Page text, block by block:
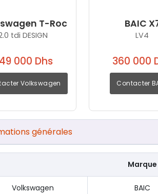
T-Roc
tdi DESIGN
000 Dhs
Volkswagen
BAIC
LV4
360 000
Contacter
générales
Marque
Volkswagen BAIC